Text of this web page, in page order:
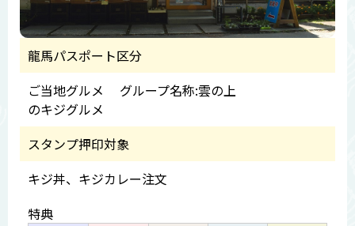
龍馬パスポート区分
ご当地グルメ グループ名称:雲の上
のキジグルメ
スタンプ押印対象
キジ丼、キジカレー注文
特典